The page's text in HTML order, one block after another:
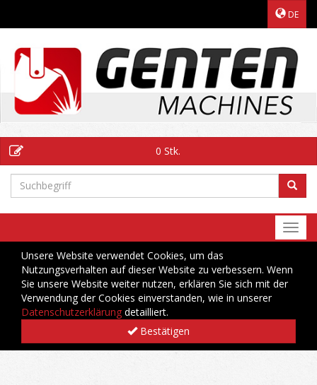
DE
0 Stk.
Unsere Website verwendet Cookies, um das
Nutzungsverhalten auf dieser Website zu verbessern. Wenn
Sie unsere Website weiter nutzen, erklären Sie sich mit der
Verwendung der Cookies einverstanden, wie in unserer
Datenschutzerklärung detailliert.
Bestätigen